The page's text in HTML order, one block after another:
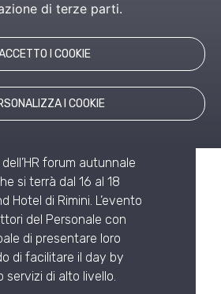
di terze parti.
I COOKIE
I COOKIE
HUMAN
FORUM
16 -18
| RIMINI
forum autunnale
si terrà dal 16 al 18
Hotel di Rimini. L’evento
del Personale con
di presentare loro
di facilitare il day by
servizi di alto livello.